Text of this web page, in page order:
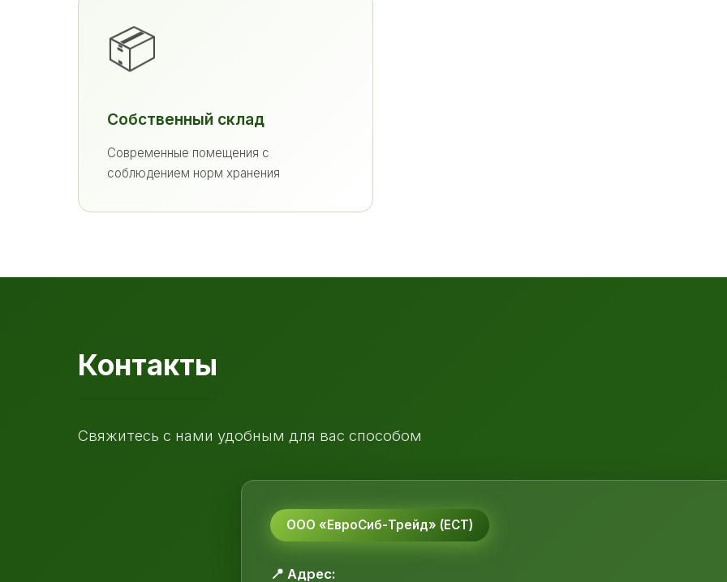
📦
Собственный склад
Современные помещения с
соблюдением норм хранения
Контакты
Свяжитесь с нами удобным для вас способом
ООО «ЕвроСиб-Трейд» (ЕСТ)
📍 Адрес: